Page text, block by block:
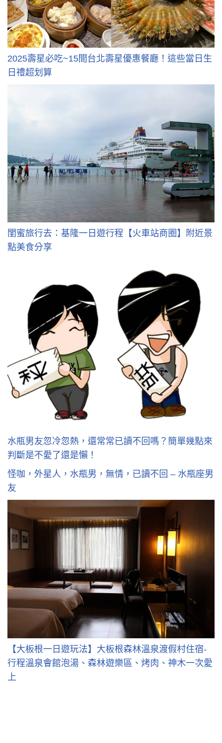
2025壽星必吃~15間台北壽星優惠餐廳！這些當日生
日禮超划算
閨蜜旅行去：基隆一日遊行程【火車站商圈】附近景
點美食分享
水瓶男友忽冷忽熱，還常常已讀不回嗎？簡單幾點來
判斷是不愛了還是懶！
怪咖，外星人，水瓶男，無情，已讀不回 – 水瓶座男
友
【大板根一日遊玩法】大板根森林溫泉渡假村住宿-
行程溫泉會館泡湯、森林遊樂區、烤肉、神木一次愛
上